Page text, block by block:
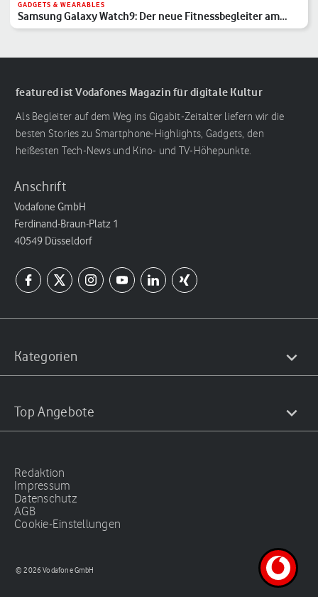
GADGETS & WEARABLES
Samsung Galaxy Watch9: Der neue Fitnessbegleiter am
Handgelenk
featured ist Vodafones Magazin für digitale Kultur
Als Begleiter auf dem Weg ins Gigabit-Zeitalter liefern wir die
besten Stories zu Smartphone-Highlights, Gadgets, den
heißesten Tech-News und Kino- und TV-Höhepunkte.
Anschrift
Vodafone GmbH
Ferdinand-Braun-Platz 1
40549 Düsseldorf
Kategorien
Top Angebote
Redaktion
Impressum
Datenschutz
AGB
Cookie-Einstellungen
© 2026 Vodafone GmbH